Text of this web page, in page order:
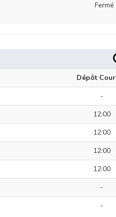
Fermé
Dépôt
-
12:00
12:00
12:00
12:00
-
-